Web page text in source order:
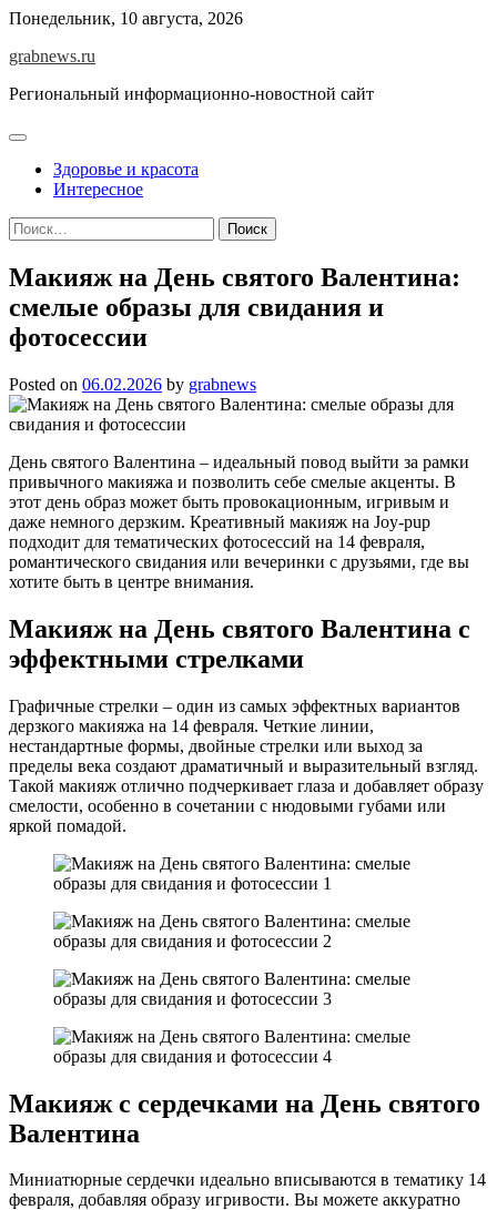
Skip
content
Понедельник, 10 августа, 2026
grabnews.ru
Региональный информационно-новостной сайт
Здоровье и красота
Интересное
Найти:
Макияж на День святого Валентина:
смелые образы для свидания и
фотосессии
Posted on 06.02.2026 by grabnews
День святого Валентина – идеальный повод выйти за рамки
привычного макияжа и позволить себе смелые акценты. В
этот день образ может быть провокационным, игривым и
даже немного дерзким. Креативный макияж на Joy-pup
подходит для тематических фотосессий на 14 февраля,
романтического свидания или вечеринки с друзьями, где вы
хотите быть в центре внимания.
Макияж на День святого Валентина с
эффектными стрелками
Графичные стрелки – один из самых эффектных вариантов
дерзкого макияжа на 14 февраля. Четкие линии,
нестандартные формы, двойные стрелки или выход за
пределы века создают драматичный и выразительный взгляд.
Такой макияж отлично подчеркивает глаза и добавляет образу
смелости, особенно в сочетании с нюдовыми губами или
яркой помадой.
Макияж с сердечками на День святого
Валентина
Миниатюрные сердечки идеально вписываются в тематику 14
февраля, добавляя образу игривости. Вы можете аккуратно